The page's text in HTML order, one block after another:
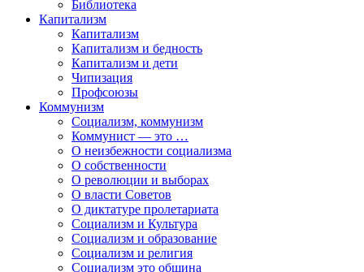
Библиотека
Капитализм
Капитализм
Капитализм и бедность
Капитализм и дети
Чипизация
Профсоюзы
Коммунизм
Социализм, коммунизм
Коммунист — это …
О неизбежности социализма
О собственности
О революции и выборах
О власти Советов
О диктатуре пролетариата
Социализм и Культура
Социализм и образование
Социализм и религия
Социализм это община